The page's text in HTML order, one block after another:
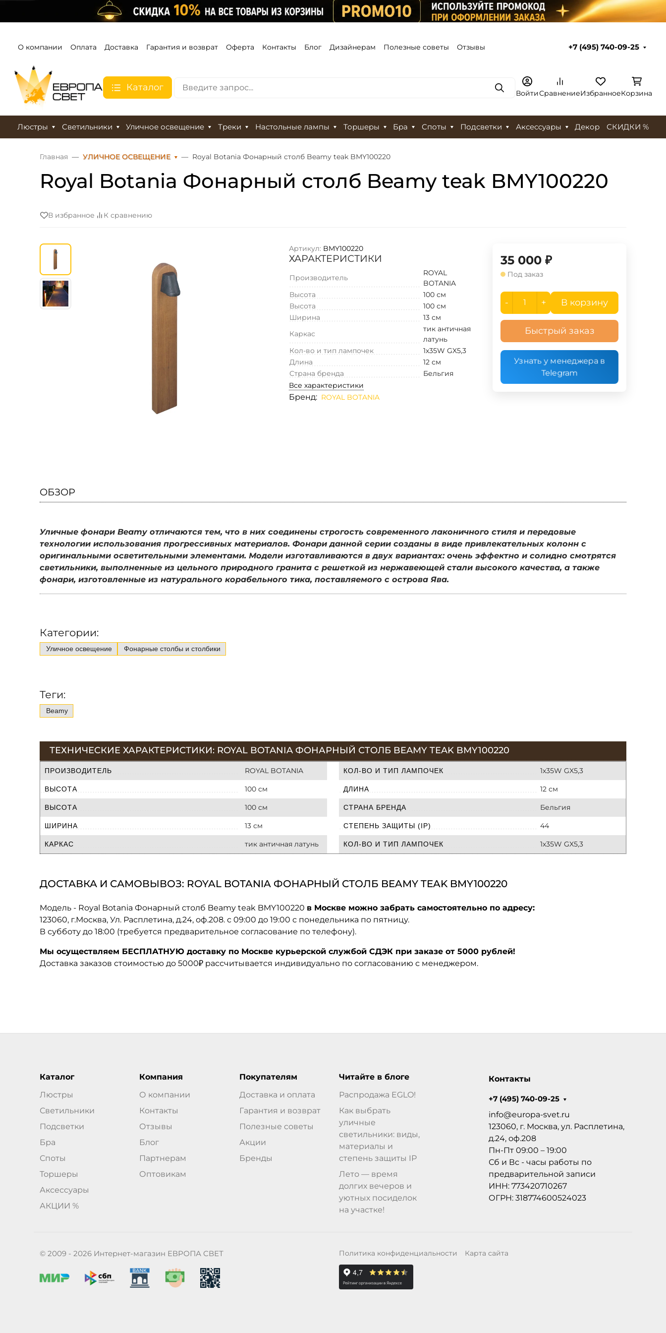
О компании Оплата Доставка Гарантия и возврат Оферта Контакты Блог Дизайнерам Полезные советы Отзывы +7 (495) 740-09-25
Каталог ПоискВойтиСравнениеИзбранноеКорзина
Люстры Светильники Уличное освещение Треки Настольные лампы Торшеры Бра Споты Подсветки Аксессуары Декор СКИДКИ %
Главная УЛИЧНОЕ ОСВЕЩЕНИЕ Royal Botania Фонарный столб Beamy teak BMY100220
Royal Botania Фонарный столб Beamy teak BMY100220
В избранное К сравнению
Артикул: BMY100220
ХАРАКТЕРИСТИКИ
Производитель
ROYAL
BOTANIA
Высота
100 см
Высота
100 см
Ширина
13 см
Каркас
тик античная
латунь
Кол-во и тип лампочек
1х35W GX5,3
Длина
12 см
Страна бренда
Бельгия
Все характеристики
Бренд: ROYAL BOTANIA
35 000 ₽
Под заказ
- + В корзину
Быстрый заказ
Узнать у менеджера в
Telegram
ОБЗОР
Уличные фонари Beamy отличаются тем, что в них соединены строгость современного лаконичного стиля и передовые
технологии использования прогрессивных материалов. Фонари данной серии созданы в виде привлекательных колонн с
оригинальными осветительными элементами. Модели изготавливаются в двух вариантах: очень эффектно и солидно смотрятся
светильники, выполненные из цельного природного гранита с решеткой из нержавеющей стали высокого качества, а также
фонари, изготовленные из натурального корабельного тика, поставляемого с острова Ява.
Категории:
Уличное освещение Фонарные столбы и столбики
Теги:
Beamy
ТЕХНИЧЕСКИЕ ХАРАКТЕРИСТИКИ: ROYAL BOTANIA ФОНАРНЫЙ СТОЛБ BEAMY TEAK BMY100220
ПРОИЗВОДИТЕЛЬ ROYAL BOTANIA
ВЫСОТА 100 см
ВЫСОТА 100 см
ШИРИНА 13 см
КАРКАС тик античная латунь
КОЛ-ВО И ТИП ЛАМПОЧЕК 1х35W GX5,3
ДЛИНА 12 см
СТРАНА БРЕНДА Бельгия
СТЕПЕНЬ ЗАЩИТЫ (IP) 44
КОЛ-ВО И ТИП ЛАМПОЧЕК 1х35W GX5,3
ДОСТАВКА И САМОВЫВОЗ: ROYAL BOTANIA ФОНАРНЫЙ СТОЛБ BEAMY TEAK BMY100220
Модель - Royal Botania Фонарный столб Beamy teak BMY100220 в Москве можно забрать самостоятельно по адресу:
123060, г.Москва, Ул. Расплетина, д.24, оф.208. с 09:00 до 19:00 с понедельника по пятницу.
В субботу до 18:00 (требуется предварительное согласование по телефону).
Мы осуществляем БЕСПЛАТНУЮ доставку по Москве курьерской службой СДЭК при заказе от 5000 рублей!
Доставка заказов стоимостью до 5000₽ рассчитывается индивидуально по согласованию с менеджером.
Каталог
Люстры
Светильники
Подсветки
Бра
Споты
Торшеры
Аксессуары
АКЦИИ %
Компания
О компании
Контакты
Отзывы
Блог
Партнерам
Оптовикам
Покупателям
Доставка и оплата
Гарантия и возврат
Полезные советы
Акции
Бренды
Читайте в блоге
Распродажа EGLO!
Как выбрать
уличные
светильники: виды,
материалы и
степень защиты IP
Лето — время
долгих вечеров и
уютных посиделок
на участке!
Контакты
+7 (495) 740-09-25
info@europa-svet.ru
123060, г. Москва, ул. Расплетина,
д.24, оф.208
Пн-Пт 09:00 – 19:00
Сб и Вс - часы работы по
предварительной записи
ИНН: 773420710267
ОГРН: 318774600524023
© 2009 - 2026 Интернет-магазин ЕВРОПА СВЕТ Политика конфиденциальности Карта сайта